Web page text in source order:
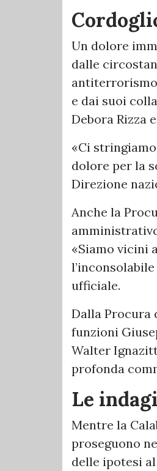
Un dolore
dalle
e dai suoi
Debora Rizza
«Ci
dolore per la
Direzione
Anche la
«Siamo vicini
ufficiale.
Dalla Procura
funzioni
Walter
profonda
Le
Mentre la
proseguono
delle ipotesi